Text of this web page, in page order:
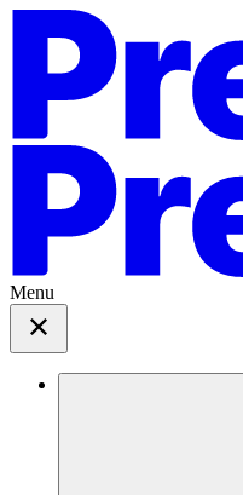
Menu